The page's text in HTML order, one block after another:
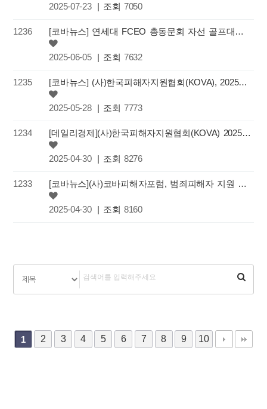
2025-07-23 | 조회 7050
1236 [코바뉴스] 연세대 FCEO 총동문회 자선 골프대회를 통해 (사)한국피해자지원협회(KOVA)에 기부금 전달
2025-06-05 | 조회 7632
1235 [코바뉴스] (사)한국피해자지원협회(KOVA), 2025 KOVA 봄 소풍 '동행'개최
2025-05-28 | 조회 7773
1234 [데일리경제](사)한국피해자지원협회(KOVA) 2025 피해상담 인권사례발표회 개최
2025-04-30 | 조회 8276
1233 [코바뉴스](사)코바피해자포럼, 범죄피해자 지원 보호 콜로키움 개최
2025-04-30 | 조회 8160
1 2 3 4 5 6 7 8 9 10